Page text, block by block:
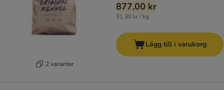
2 varianter
877,00 kr
31,30 kr / kg
Lägg till i varukorg